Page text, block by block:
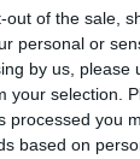
out of the sale,
personal or
by us, please
your selection.
processed you
based on